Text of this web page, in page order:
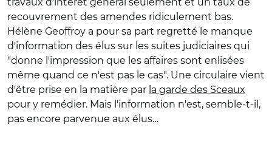
recouvrement des amendes ridiculement bas.
Hélène Geoffroy a pour sa part regretté le manque
d'information des élus sur les suites judiciaires qui
"donne l'impression que les affaires sont enlisées
même quand ce n'est pas le cas". Une circulaire vient
d'être prise en la matière par la garde des Sceaux
pour y remédier. Mais l'information n'est, semble-t-il,
pas encore parvenue aux élus…